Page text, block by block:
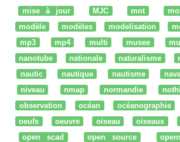
mise à jour
MJC mnt
modèle
modèles modelisation
mp3
mp4 multi musee
nanotube
nationale naturalisme
nautic
nautique nautisme
niveau
nmap normandie
observation
océan océanographie
oeufs
oeuvre oiseau oiseaux
open scad
open source